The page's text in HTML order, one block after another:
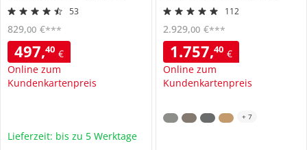
53
497,40 €
Online zum
Kundenkartenpreis
829,00 €***
Lieferzeit: bis zu 5 Werktage
112
1.757,40 €
Online zum
Kundenkartenpreis
2.929,00 €***
+ 7